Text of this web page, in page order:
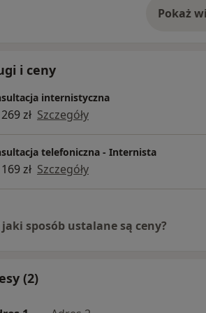
Pokażo
i ceny
internistyczna
zł Szczegóły
telefoniczna - Internista
zł Szczegóły
jaki sposób ustalane są ceny?
(2)